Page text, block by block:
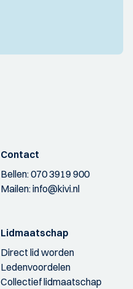
Contact
Bellen:070 3919 900
Mailen:info@kivi.nl
Lidmaatschap
Direct lid worden
Ledenvoordelen
Collectief lidmaatschap